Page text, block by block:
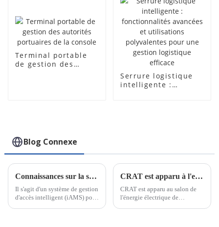
Terminal portable
de gestion des
Serrure logistique
intelligente :
Blog Connexe
Connaissances sur la serrure électronique intelligente IoT
Il s'agit d'un système de gestion
d'accès intelligent (iAMS) pour
CRAT est apparu à l'exposition Power de la Foire de Canton
CRAT est apparu au salon de
l'énergie électrique de